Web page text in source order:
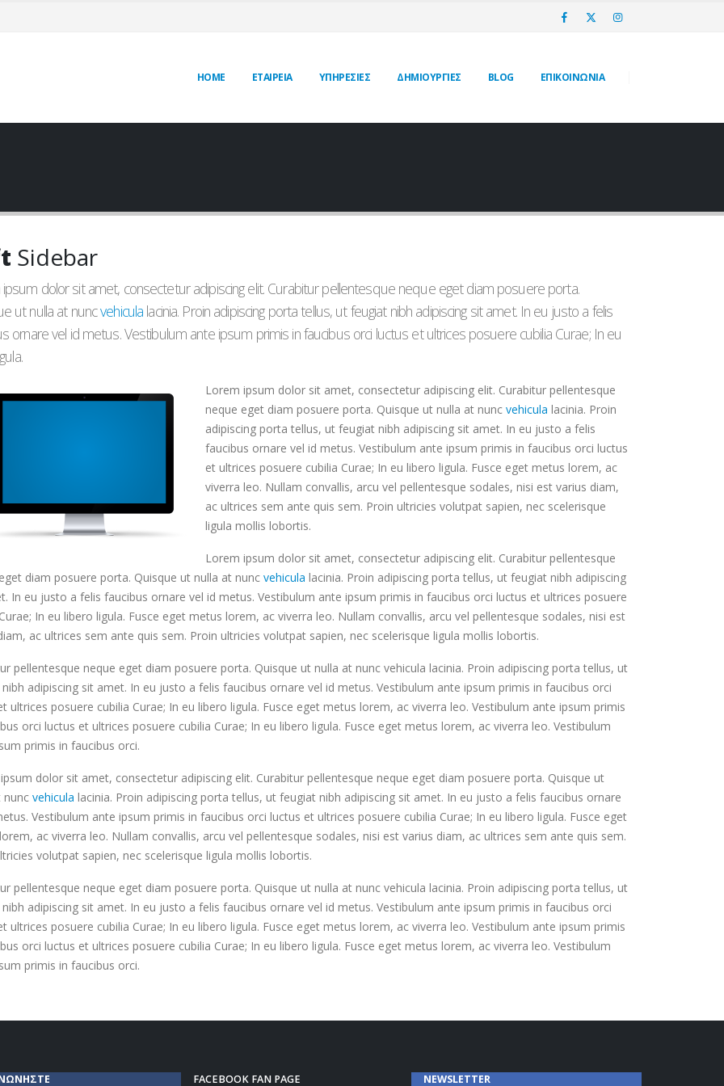
HOME ΕΤΑΙΡΕΙΑ ΥΠΗΡΕΣΊΕΣ ΔΗΜΙΟΥΡΓΙΕΣ BLOG ΕΠΙΚΟΙΝΩΝΙΑ
Sidebar
dolor sit amet, consectetur adipiscing elit. Curabitur pellentesque neque eget diam posuere porta.
ut nulla at nuncvehicula lacinia. Proin adipiscing porta tellus, ut feugiat nibh adipiscing sit amet. In eu justo a felis
ornare vel id metus. Vestibulum ante ipsum primis in faucibus orci luctus et ultrices posuere cubilia Curae; In eu
Lorem ipsum dolor sit amet, consectetur adipiscing elit. Curabitur pellentesque
neque eget diam posuere porta. Quisque ut nulla at nunc vehicula lacinia. Proin
adipiscing porta tellus, ut feugiat nibh adipiscing sit amet. In eu justo a felis
faucibus ornare vel id metus. Vestibulum ante ipsum primis in faucibus orci luctus
et ultrices posuere cubilia Curae; In eu libero ligula. Fusce eget metus lorem, ac
viverra leo. Nullam convallis, arcu vel pellentesque sodales, nisi est varius diam,
ac ultrices sem ante quis sem. Proin ultricies volutpat sapien, nec scelerisque
ligula mollis lobortis.
Lorem ipsum dolor sit amet, consectetur adipiscing elit. Curabitur pellentesque
diam posuere porta. Quisque ut nulla at nunc vehicula lacinia. Proin adipiscing porta tellus, ut feugiat nibh adipiscing
In eu justo a felis faucibus ornare vel id metus. Vestibulum ante ipsum primis in faucibus orci luctus et ultrices posuere
In eu libero ligula. Fusce eget metus lorem, ac viverra leo. Nullam convallis, arcu vel pellentesque sodales, nisi est
ac ultrices sem ante quis sem. Proin ultricies volutpat sapien, nec scelerisque ligula mollis lobortis.
pellentesque neque eget diam posuere porta. Quisque ut nulla at nunc vehicula lacinia. Proin adipiscing porta tellus, ut
adipiscing sit amet. In eu justo a felis faucibus ornare vel id metus. Vestibulum ante ipsum primis in faucibus orci
ultrices posuere cubilia Curae; In eu libero ligula. Fusce eget metus lorem, ac viverra leo. Vestibulum ante ipsum primis
orci luctus et ultrices posuere cubilia Curae; In eu libero ligula. Fusce eget metus lorem, ac viverra leo. Vestibulum
primis in faucibus orci.
dolor sit amet, consectetur adipiscing elit. Curabitur pellentesque neque eget diam posuere porta. Quisque ut
nunc vehicula lacinia. Proin adipiscing porta tellus, ut feugiat nibh adipiscing sit amet. In eu justo a felis faucibus ornare
Vestibulum ante ipsum primis in faucibus orci luctus et ultrices posuere cubilia Curae; In eu libero ligula. Fusce eget
ac viverra leo. Nullam convallis, arcu vel pellentesque sodales, nisi est varius diam, ac ultrices sem ante quis sem.
volutpat sapien, nec scelerisque ligula mollis lobortis.
pellentesque neque eget diam posuere porta. Quisque ut nulla at nunc vehicula lacinia. Proin adipiscing porta tellus, ut
adipiscing sit amet. In eu justo a felis faucibus ornare vel id metus. Vestibulum ante ipsum primis in faucibus orci
ultrices posuere cubilia Curae; In eu libero ligula. Fusce eget metus lorem, ac viverra leo. Vestibulum ante ipsum primis
orci luctus et ultrices posuere cubilia Curae; In eu libero ligula. Fusce eget metus lorem, ac viverra leo. Vestibulum
primis in faucibus orci.
Οι χώρες με το
ταχύτερο ίντερνετ
2 Μαΐου 2020
Τι ψάχνουν οι Έλληνες
στο ίντερνετ;
Ηλεκτρονικό εμπόριο
για το 2019
16 Μαρτίου 2020
Το Διαδίκτυο μοχλός
οικονομικής
ανάπτυξης
FACEBOOK FAN PAGE NEWSLETTER